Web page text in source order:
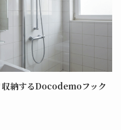
納するDocodemoフック